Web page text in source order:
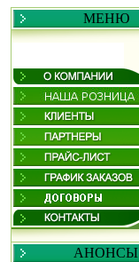
МЕНЮ
АНОНСЫ